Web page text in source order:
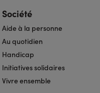
Société
Aide à la personne
Au quotidien
Handicap
Initiatives solidaires
Vivre ensemble